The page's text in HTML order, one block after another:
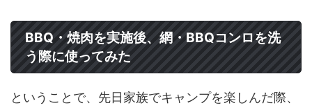
BBQ・焼肉を実施後、網・BBQコンロを洗
う際に使ってみた
ということで、先日家族でキャンプを楽しんだ際、